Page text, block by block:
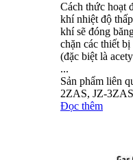
Cách thức hoạt
khí nhiệt độ
khí sẽ đóng
chặn các thiết
(đặc biệt là
...
Sản phẩm liên
2ZAS, JZ-3ZAS
Đọc thêm